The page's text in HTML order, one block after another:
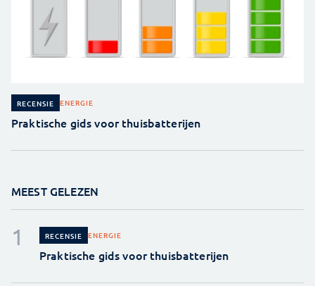
RECENSIE ENERGIE
Praktische gids voor thuisbatterijen
MEEST GELEZEN
RECENSIE ENERGIE
Praktische gids voor thuisbatterijen